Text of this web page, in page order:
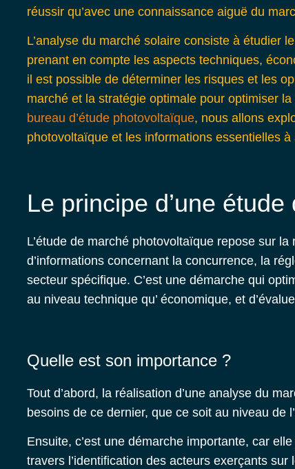
réussir qu’avec une connaissance aiguë du
L’analyse du marché solaire consiste à étudier
prenant en compte les aspects techniques,
il est possible de déterminer les risques et les
marché et la stratégie optimale pour optimiser
bureau d’étude photovoltaïque, nous allons
photovoltaïque et les informations essentielles
Le principe d’une
L’étude de marché photovoltaïque repose sur la
d’informations concernant la concurrence, la
secteur spécifique. C’est une démarche qui
au niveau technique qu’ économique, et
Quelle est son importance ?
Tout d’abord, la réalisation d’une analyse du
besoins de ce dernier, que ce soit au niveau de
Ensuite, c’est une démarche importante, car
travers l’identification des acteurs exerçants